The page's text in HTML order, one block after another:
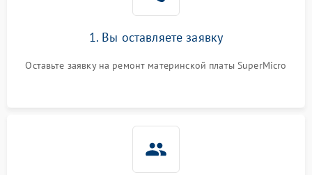
1. Вы оставляете заявку
Оставьте заявку на ремонт материнской платы SuperMicro